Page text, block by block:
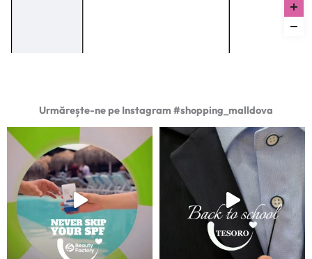
Urmărește-ne pe Instagram #shopping_malldova